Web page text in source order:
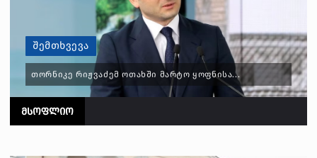
ᲨᲔᲛᲗᲮᲕᲔᲕᲐ
ᲗᲝᲠᲜᲘᲙᲔ ᲠᲘᲟᲕᲐᲫᲔᲛ ᲝᲗᲐᲮᲨᲘ ᲛᲐᲠᲢᲝ ᲧᲝᲤᲜᲘᲡᲐ...
ᲛᲡᲝᲤᲚᲘᲝ